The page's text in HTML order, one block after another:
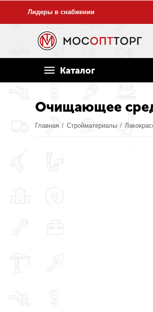
Лидеры в снабжении
Каталог
Очищающее
Главная / Стройматериалы /